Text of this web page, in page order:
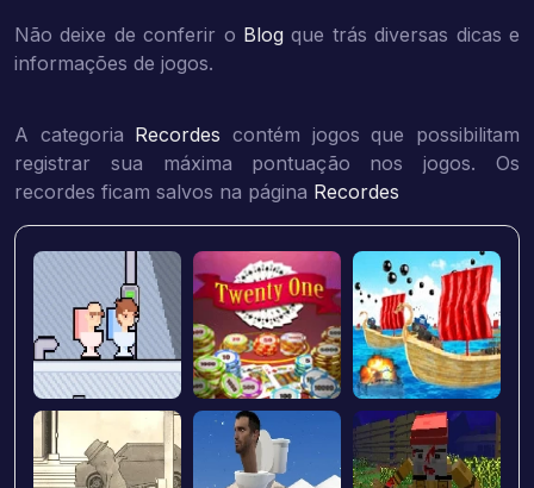
Não deixe de conferir o Blog que trás diversas dicas e
informações de jogos.
A categoria Recordes contém jogos que possibilitam
registrar sua máxima pontuação nos jogos. Os
recordes ficam salvos na página Recordes